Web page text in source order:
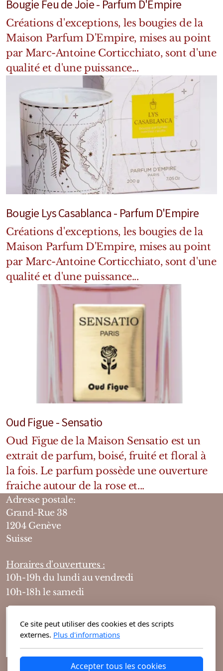
Bougie Feu de Joie - Parfum D'Empire
Créations d'exceptions, les bougies de la
Maison Parfum D'Empire, mises au point
par Marc-Antoine Corticchiato, sont d'une
qualité et d'une puissance...
Bougie Lys Casablanca - Parfum D'Empire
Créations d'exceptions, les bougies de la
Maison Parfum D'Empire, mises au point
par Marc-Antoine Corticchiato, sont d'une
qualité et d'une puissance...
Oud Figue - Sensatio
Oud Figue de la Maison Sensatio est un
extrait de parfum, boisé, fruité et floral à
la fois. Le parfum possède une ouverture
fraiche autour de la rose et...
Adresse postale:
Grand-Rue 38
1204 Genève
Suisse
Horaires d'ouvertures :
10h-19h du lundi au vendredi
10h-18h le samedi
Ce site peut utiliser des cookies et des scripts
externes. Plus d'informations
Accepter tous les cookies
Mixte
Bougies
Diffuseurs
Cosmétiques